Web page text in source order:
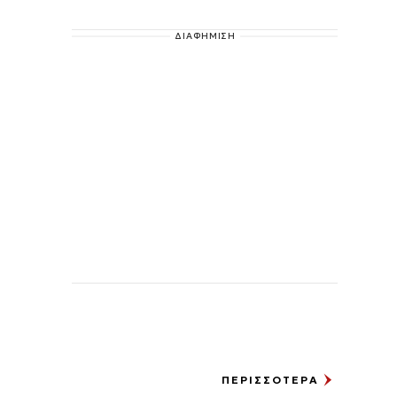
ΔΙΑΦΗΜΙΣΗ
ΠΕΡΙΣΣΟΤΕΡΑ